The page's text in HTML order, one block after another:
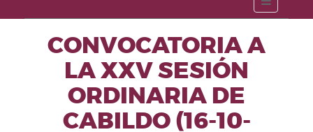
CONVOCATORIA A
LA XXV SESIÓN
ORDINARIA DE
CABILDO (16-10-